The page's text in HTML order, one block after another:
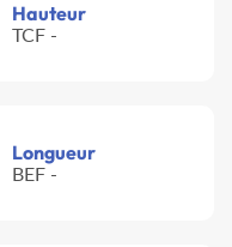
Hauteur
TCF -
Longueur
BEF -